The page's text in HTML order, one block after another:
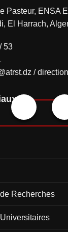
Pasteur, ENSA
El Harrach,
53
/
Recherches